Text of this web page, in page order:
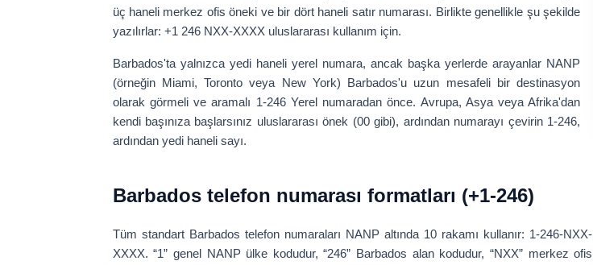
üç haneli merkez ofis öneki ve bir dört haneli satır numarası. Birlikte genellikle şu şekilde
yazılırlar: +1 246 NXX-XXXX uluslararası kullanım için.
Barbados'ta yalnızca yedi haneli yerel numara, ancak başka yerlerde arayanlar NANP
(örneğin Miami, Toronto veya New York) Barbados'u uzun mesafeli bir destinasyon
olarak görmeli ve aramalı 1-246Yerel numaradan önce. Avrupa, Asya veya Afrika'dan
kendi başınıza başlarsınız uluslararası önek (00 gibi), ardından numarayı çevirin 1-246,
ardından yedi haneli sayı.
Barbados telefon numarası formatları (+1-246)
Tüm standart Barbados telefon numaraları NANP altında 10 rakamı kullanır: 1-246-NXX-
XXXX. “1” genel NANP ülke kodudur, “246” Barbados alan kodudur, “NXX” merkez ofis